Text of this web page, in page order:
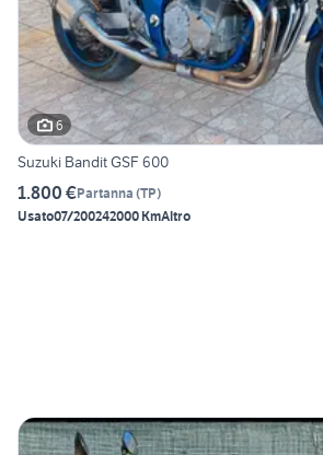
6
Suzuki Bandit GSF 600
1.800 €Partanna (TP)
Usato07/200242000 KmAltro